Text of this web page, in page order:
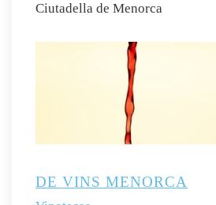
Ciutadella de Menorca
DE VINS MENORCA